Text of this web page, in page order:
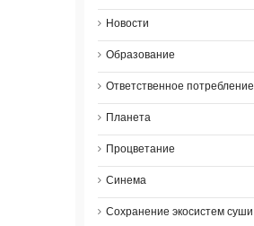
Новости
Образование
Ответственное потребление
Планета
Процветание
Синема
Сохранение экосистем суши